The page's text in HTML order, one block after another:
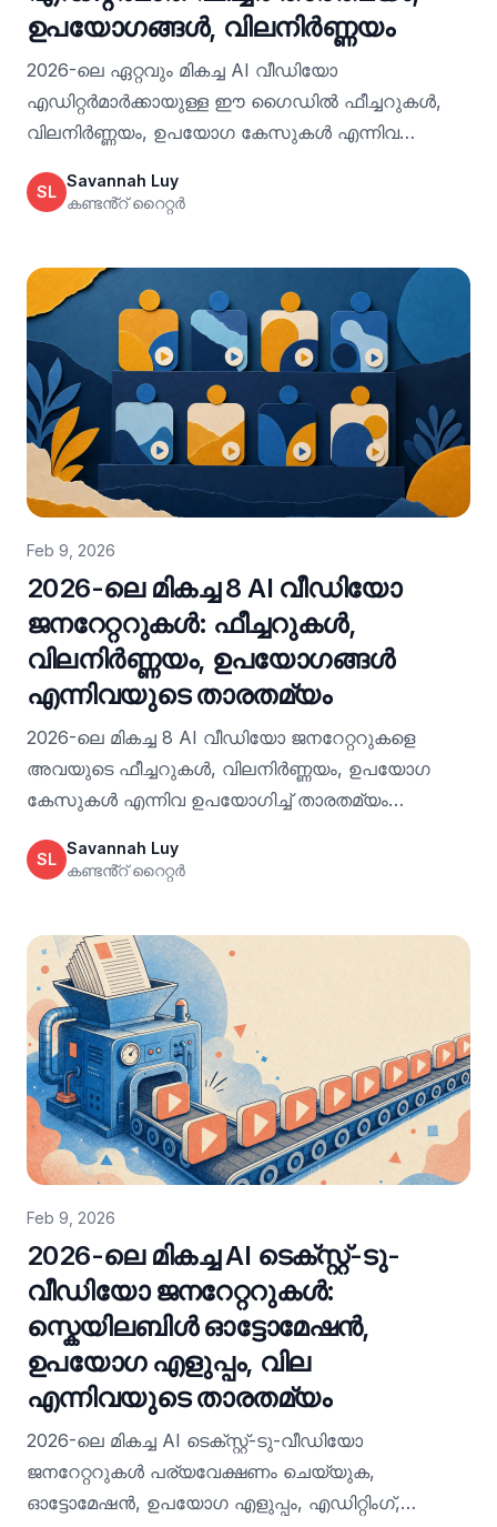
ഉപയോഗങ്ങൾ, വിലനിർണ്ണയം
2026-ലെ ഏറ്റവും മികച്ച AI വീഡിയോ
എഡിറ്റർമാർക്കായുള്ള ഈ ഗൈഡിൽ ഫീച്ചറുകൾ,
വിലനിർണ്ണയം, ഉപയോഗ കേസുകൾ എന്നിവ
പബ്ലിഷ് വരെയുള്ള വർക്ക്ഫ്ലോകളെ
SL
Savannah Luy
കണ്ടൻ്റ് റൈറ്റർ
Feb 9, 2026
2026-ലെ മികച്ച 8 AI വീഡിയോ
ജനറേറ്ററുകൾ: ഫീച്ചറുകൾ,
വിലനിർണ്ണയം, ഉപയോഗങ്ങൾ
എന്നിവയുടെ താരതമ്യം
2026-ലെ മികച്ച 8 AI വീഡിയോ ജനറേറ്ററുകളെ
അവയുടെ ഫീച്ചറുകൾ, വിലനിർണ്ണയം, ഉപയോഗ
കേസുകൾ എന്നിവ ഉപയോഗിച്ച് താരതമ്യം
വീഡിയോകൾ സൃഷ്ടിക്കുന്നതിന് വീഡിയോജെൻ
SL
Savannah Luy
കണ്ടൻ്റ് റൈറ്റർ
Feb 9, 2026
2026-ലെ മികച്ച AI ടെക്സ്റ്റ്-ടു-
വീഡിയോ ജനറേറ്ററുകൾ:
സ്കെയിലബിൾ ഓട്ടോമേഷൻ,
ഉപയോഗ എളുപ്പം, വില
എന്നിവയുടെ താരതമ്യം
2026-ലെ മികച്ച AI ടെക്സ്റ്റ്-ടു-വീഡിയോ
ജനറേറ്ററുകൾ പര്യവേക്ഷണം ചെയ്യുക,
ഓട്ടോമേഷൻ, ഉപയോഗ എളുപ്പം, എഡിറ്റിംഗ്,